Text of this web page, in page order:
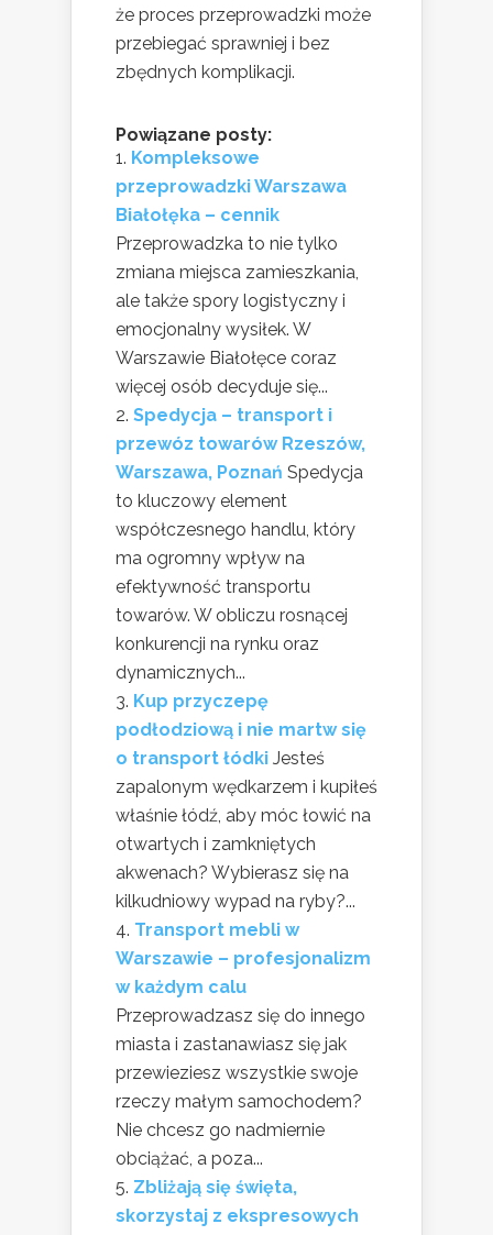
że proces przeprowadzki może
przebiegać sprawniej i bez
zbędnych komplikacji.
Powiązane posty:
Kompleksowe
przeprowadzki Warszawa
Białołęka – cennik
Przeprowadzka to nie tylko
zmiana miejsca zamieszkania,
ale także spory logistyczny i
emocjonalny wysiłek. W
Warszawie Białołęce coraz
więcej osób decyduje się...
Spedycja – transport i
przewóz towarów Rzeszów,
Warszawa, Poznań Spedycja
to kluczowy element
współczesnego handlu, który
ma ogromny wpływ na
efektywność transportu
towarów. W obliczu rosnącej
konkurencji na rynku oraz
dynamicznych...
Kup przyczepę
podłodziową i nie martw się
o transport łódki Jesteś
zapalonym wędkarzem i kupiłeś
właśnie łódź, aby móc łowić na
otwartych i zamkniętych
akwenach? Wybierasz się na
kilkudniowy wypad na ryby?...
Transport mebli w
Warszawie – profesjonalizm
w każdym calu
Przeprowadzasz się do innego
miasta i zastanawiasz się jak
przewieziesz wszystkie swoje
rzeczy małym samochodem?
Nie chcesz go nadmiernie
obciążać, a poza...
Zbliżają się święta,
skorzystaj z ekspresowych